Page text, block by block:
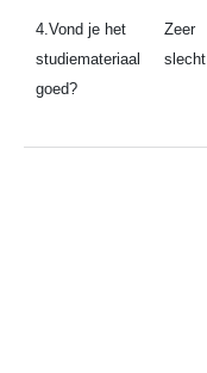
4.Vond je het
studiemateriaal
goed?
Zeer
slecht